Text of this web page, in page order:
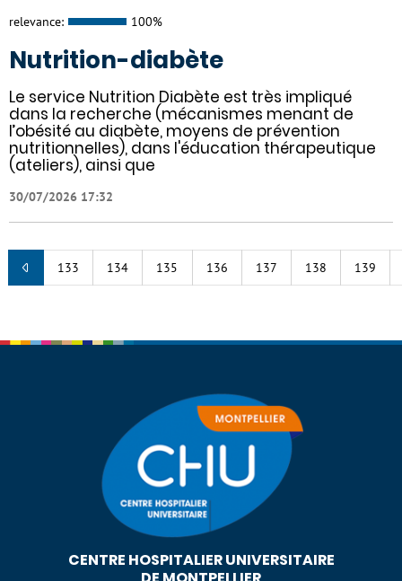
relevance: 100%
Nutrition-diabète
Le service Nutrition Diabète est très impliqué
dans la recherche (mécanismes menant de
l’obésité au diabète, moyens de prévention
nutritionnelles), dans l'éducation thérapeutique
(ateliers), ainsi que
30/07/2026 17:32
133 134 135 136 137 138 139
CENTRE HOSPITALIER UNIVERSITAIRE